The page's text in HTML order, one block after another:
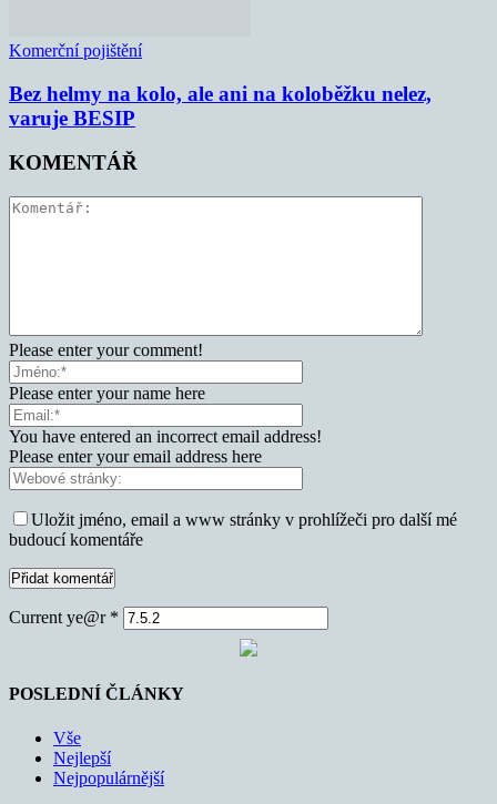
Komerční pojištění
Bez helmy na kolo, ale ani na koloběžku nelez,
varuje BESIP
KOMENTÁŘ
Please enter your comment!
Please enter your name here
You have entered an incorrect email address!
Please enter your email address here
Uložit jméno, email a www stránky v prohlížeči pro další mé
budoucí komentáře
Current ye@r *
POSLEDNÍ ČLÁNKY
Vše
Nejlepší
Nejpopulárnější